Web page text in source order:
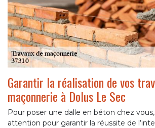
Garantir la réalisation de vos
maçonnerie à Dolus Le Sec
Pour poser une dalle en béton chez
attention pour garantir la réussite de